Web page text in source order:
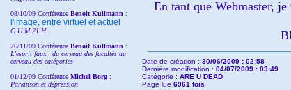
08/10/09 Conférence Benoit Kullmann :
l'image, entre virtuel et actuel
C.U.M 21 H
26/11/09 Conférence Benoit Kullmann :
L'esprit faux : du cerveau des facultés au
cerveau des catégories
01/12/09 Conférence Michel Borg :
Parkinson et dépression
En tant que Webmaster,
Date de création : 30/06/2009 : 02:58
Dernière modification : 04/07/2009 : 03:49
Catégorie : ARE U DEAD
Page lue 6961 fois